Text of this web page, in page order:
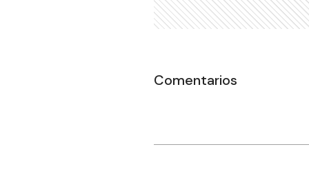
Comentarios